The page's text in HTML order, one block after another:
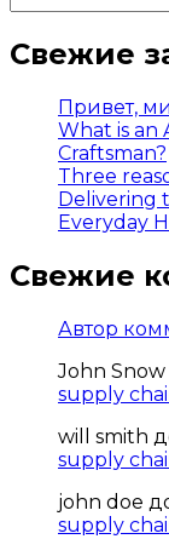
Свежие
Привет,
What is an
Craftsman?
Three
Delivering
Everyday
Свежие
Автор
John Snow
supply
will smith
supply
john doe
supply